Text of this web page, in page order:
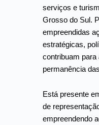
serviços e
Grosso do Sul.
empreendidas
estratégicas,
contribuam para
permanência
Está presente
de
empreendendo